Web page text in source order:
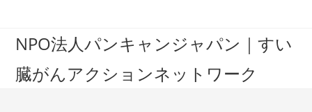
contentNPO法人パンキャンジャパン｜すい
臓がんアクションネットワーク